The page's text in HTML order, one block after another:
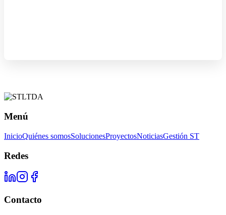
Menú
InicioQuiénes somosSolucionesProyectosNoticiasGestión ST
Redes
Contacto